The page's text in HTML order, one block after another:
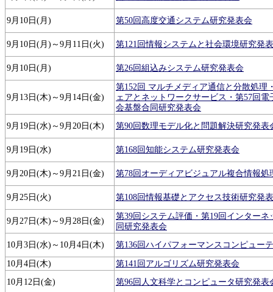
9月10日(月) 第50回高度交通システム研究発表会
9月10日(月)～9月11日(火) 第121回情報システムと社会環境研究発
9月10日(月) 第26回組込みシステム研究発表会
9月13日(木)～9月14日(金)
第152回 マルチメディア通信と分散処理
ェアとネットワークサービス・第57回
会基盤合同研究発表会
9月19日(水)～9月20日(木)
第90回数理モデル化と問題解決研究発表
9月19日(水) 第168回知能システム研究発表会
9月20日(木)～9月21日(金) 第78回オーディアビジュアル複合情報処
9月25日(火) 第108回情報基礎とアクセス技術研究発
9月27日(木)～9月28日(金)
第39回システム評価・第19回インターネ
同研究発表会
10月3日(水)～10月4日(木)
第136回ハイパフォーマンスコンピュー
10月4日(木)
第141回アルゴリズム研究発表会
10月12日(金)
第96回人文科学とコンピュータ研究発表